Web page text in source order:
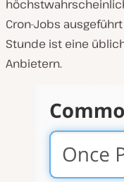
Cron-Jobs
Stunde ist eine
Anbietern.